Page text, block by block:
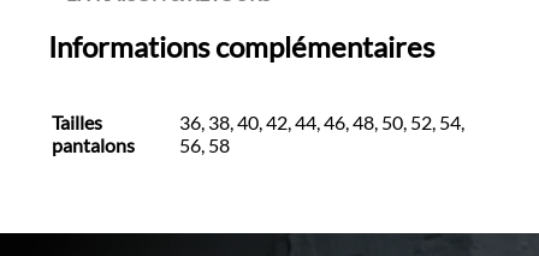
Informations complémentaires
Tailles
pantalons
36, 38, 40, 42, 44, 46, 48, 50, 52, 54,
56, 58